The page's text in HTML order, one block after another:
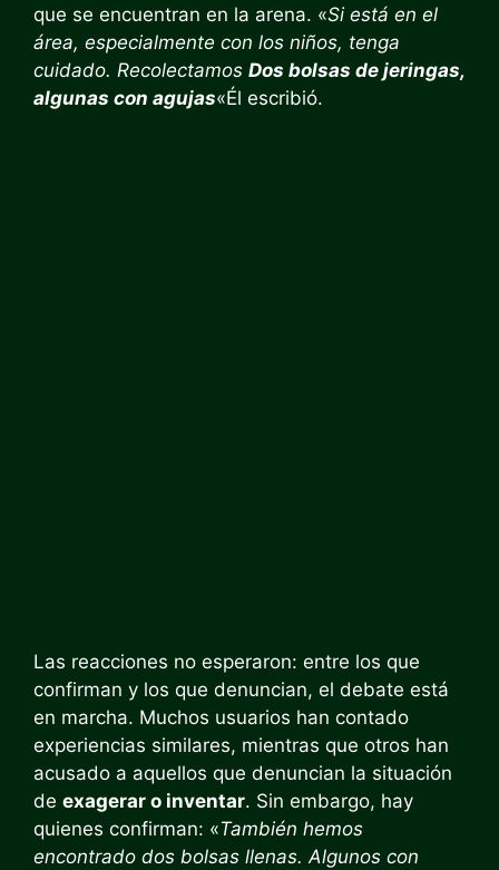
que se encuentran en la arena. «Si está en el
área, especialmente con los niños, tenga
cuidado. Recolectamos Dos bolsas de jeringas,
algunas con agujas«Él escribió.
Las reacciones no esperaron: entre los que
confirman y los que denuncian, el debate está
en marcha. Muchos usuarios han contado
experiencias similares, mientras que otros han
acusado a aquellos que denuncian la situación
de exagerar o inventar. Sin embargo, hay
quienes confirman: «También hemos
encontrado dos bolsas llenas. Algunos con